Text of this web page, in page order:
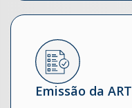
Emissão da ART